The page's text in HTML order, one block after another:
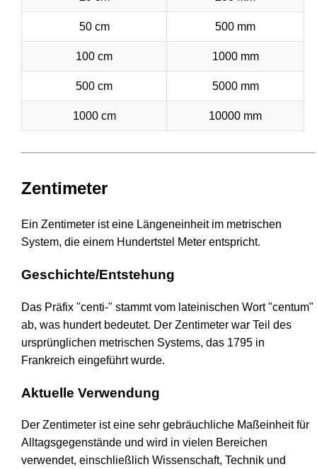
50 cm 500 mm
100 cm 1000 mm
500 cm 5000 mm
1000 cm 10000 mm
Zentimeter
Ein Zentimeter ist eine Längeneinheit im metrischen
System, die einem Hundertstel Meter entspricht.
Geschichte/Entstehung
Das Präfix "centi-" stammt vom lateinischen Wort "centum"
ab, was hundert bedeutet. Der Zentimeter war Teil des
ursprünglichen metrischen Systems, das 1795 in
Frankreich eingeführt wurde.
Aktuelle Verwendung
Der Zentimeter ist eine sehr gebräuchliche Maßeinheit für
Alltagsgegenstände und wird in vielen Bereichen
verwendet, einschließlich Wissenschaft, Technik und